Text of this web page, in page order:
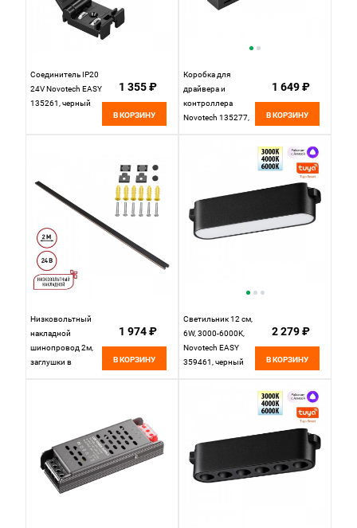
Соединитель IP20
24V Novotech EASY
135261, черный
1 355 ₽
В КОРЗИНУ
Коробка для
драйвера и
контроллера
Novotech 135277,
1 649 ₽
В КОРЗИНУ
Низковольтный
накладной
шинопровод 2м,
заглушки в
1 974 ₽
В КОРЗИНУ
Светильник 12 см,
6W, 3000-6000K,
Novotech EASY
359461, черный
2 279 ₽
В КОРЗИНУ